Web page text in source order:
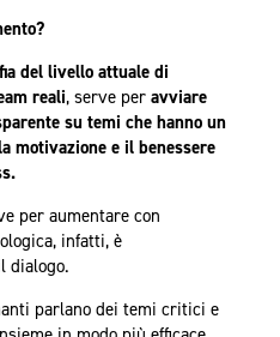
del livello attuale di
reali, serve per avviare
su temi che hanno un
motivazione e il benessere
per aumentare con
infatti, è
dialogo.
parlano dei temi critici e